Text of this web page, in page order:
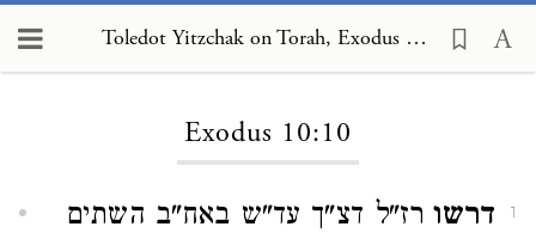
Toledot Yitzchak on Torah, Exodus 10:10
Exodus 10:10
1 דרשו רז"ל דצ"ך עד"ש באח"ב השתים